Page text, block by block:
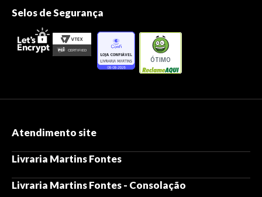
Selos de Segurança
ÓTIMO
Atendimento site
Livraria Martins Fontes
Livraria Martins Fontes - Consolação